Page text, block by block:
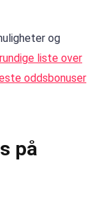
og
liste over
oddsbonuser
på